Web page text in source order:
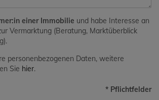
einer Immobilie und habe Interesse an
Vermarktung (Beratung, Marktüberblick
personenbezogenen Daten, weitere
Sie hier.
* Pflichtfelder